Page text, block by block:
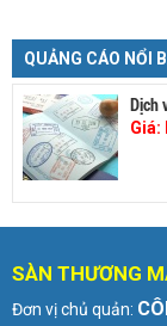
QUẢNG CÁO NỔI
Dịch
Giá:
SÀN THƯƠNG
Đơn vị chủ quản: